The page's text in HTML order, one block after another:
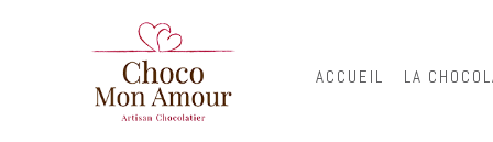
ACCUEIL LA